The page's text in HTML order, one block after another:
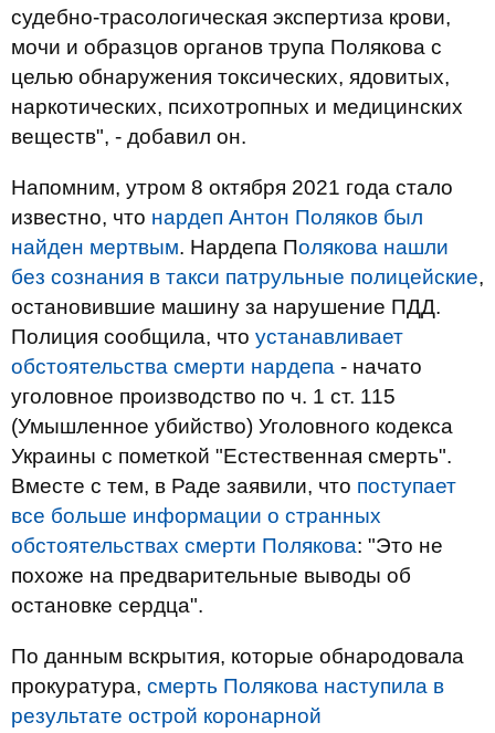
судебно-трасологическая экспертиза крови,
мочи и образцов органов трупа Полякова с
целью обнаружения токсических, ядовитых,
наркотических, психотропных и медицинских
веществ", - добавил он.
Напомним, утром 8 октября 2021 года стало
известно, что нардеп Антон Поляков был
найден мертвым. Нардепа Полякова нашли
без сознания в такси патрульные полицейские,
остановившие машину за нарушение ПДД.
Полиция сообщила, что устанавливает
обстоятельства смерти нардепа - начато
уголовное производство по ч. 1 ст. 115
(Умышленное убийство) Уголовного кодекса
Украины с пометкой "Естественная смерть".
Вместе с тем, в Раде заявили, что поступает
все больше информации о странных
обстоятельствах смерти Полякова: "Это не
похоже на предварительные выводы об
остановке сердца".
По данным вскрытия, которые обнародовала
прокуратура, смерть Полякова наступила в
результате острой коронарной